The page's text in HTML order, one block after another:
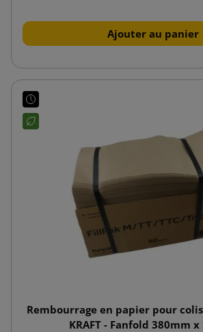
Ajouter au panier
Rembourrage en papier pour
KRAFT - Fanfold 380mm